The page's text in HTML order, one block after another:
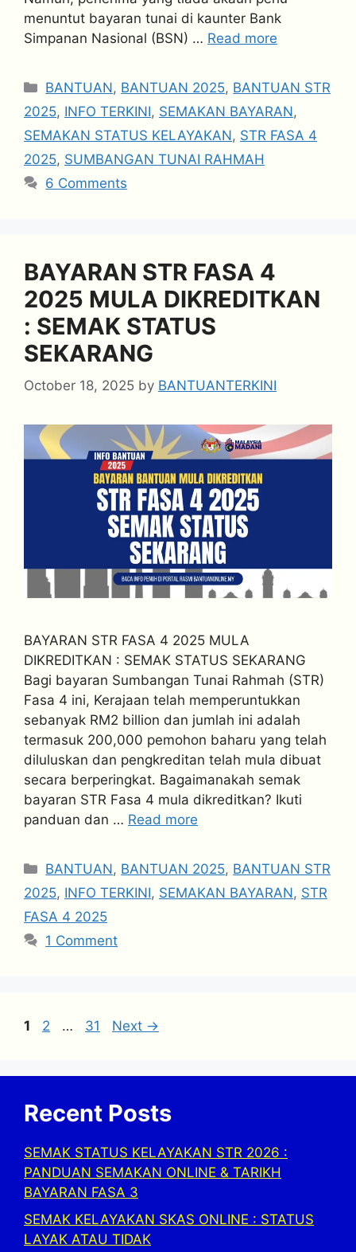
menuntut bayaran tunai di kaunter Bank
Simpanan Nasional (BSN) … Read more
Categories
BANTUAN, BANTUAN 2025, BANTUAN STR
2025, INFO TERKINI, SEMAKAN BAYARAN,
SEMAKAN STATUS KELAYAKAN, STR FASA 4
2025, SUMBANGAN TUNAI RAHMAH
6 Comments
BAYARAN STR FASA 4
2025 MULA DIKREDITKAN
: SEMAK STATUS
SEKARANG
October 18, 2025 by BANTUANTERKINI
BAYARAN STR FASA 4 2025 MULA
DIKREDITKAN : SEMAK STATUS SEKARANG
Bagi bayaran Sumbangan Tunai Rahmah (STR)
Fasa 4 ini, Kerajaan telah memperuntukkan
sebanyak RM2 billion dan jumlah ini adalah
termasuk 200,000 pemohon baharu yang telah
diluluskan dan pengkreditan telah mula dibuat
secara berperingkat. Bagaimanakah semak
bayaran STR Fasa 4 mula dikreditkan? Ikuti
panduan dan … Read more
Categories
BANTUAN, BANTUAN 2025, BANTUAN STR
2025, INFO TERKINI, SEMAKAN BAYARAN, STR
FASA 4 2025
1 Comment
Page
1 Page
2 … Page
31 Next →
Recent Posts
SEMAK STATUS KELAYAKAN STR 2026 :
PANDUAN SEMAKAN ONLINE & TARIKH
BAYARAN FASA 3
SEMAK KELAYAKAN SKAS ONLINE : STATUS
LAYAK ATAU TIDAK